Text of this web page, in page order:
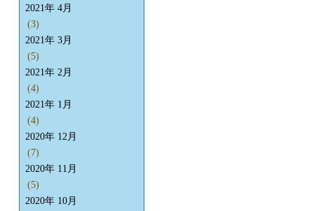
2021年 4月
(3)
2021年 3月
(5)
2021年 2月
(4)
2021年 1月
(4)
2020年 12月
(7)
2020年 11月
(5)
2020年 10月